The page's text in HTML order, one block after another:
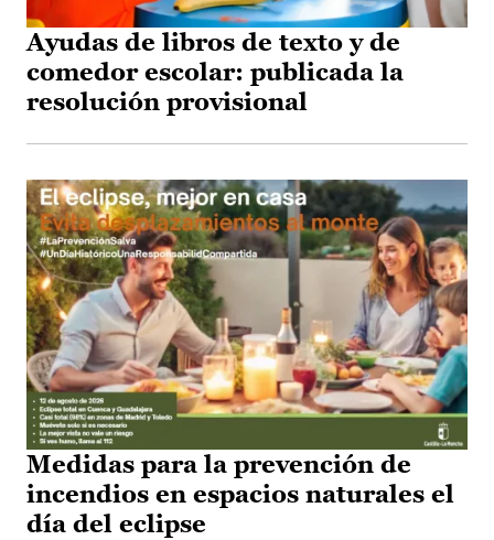
Ayudas de libros de texto y de
comedor escolar: publicada la
resolución provisional
Medidas para la prevención de
incendios en espacios naturales el
día del eclipse